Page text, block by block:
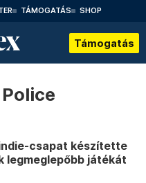
TÁMOGATÁS SHOP
Támogatás
csapat készítette
legmeglepőbb játékát